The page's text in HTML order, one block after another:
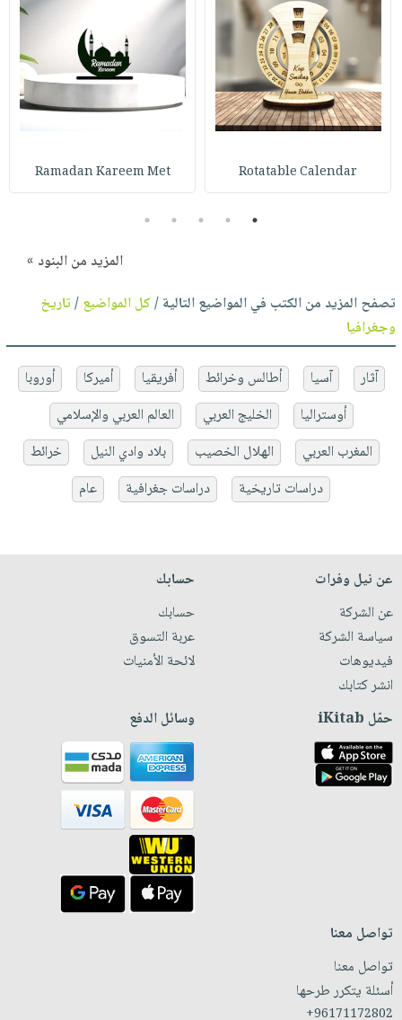
Rotatable Calendar
Ramadan Kareem Met
1
2
3
4
5
المزيد من البنود »
تصفح المزيد من الكتب في المواضيع التالية /كل المواضيع/تاريخ
وجغرافيا
آثار آسيا أطالس وخرائط أفريقيا أميركا
أوروبا
أوستراليا
الخليج العربي
العالم العربي والإسلامي
المغرب العربي
الهلال الخصيب بلاد وادي النيل
خرائط
دراسات تاريخية
دراسات جغرافية عام
عن نيل وفرات
عن الشركة
سياسة الشركة
فيديوهات
انشر كتابك
حسابك
حسابك
عربة التسوق
لائحة الأمنيات
حمّل iKitab وسائل الدفع
تواصل معنا
تواصل معنا
أسئلة يتكرر طرحها
+96171172802